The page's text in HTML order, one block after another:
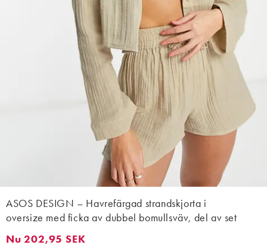
ASOS DESIGN – Havrefärgad strandskjorta i
oversize med ficka av dubbel bomullsväv, del av set
Nu 202,95 SEK. 30-dagars bästa pris 202,95 SEK (0%). Då
Nu 202,95 SEK